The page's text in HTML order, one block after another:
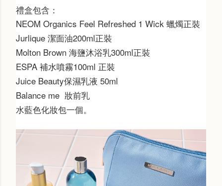
禮盒包含：
NEOM Organics Feel Refreshed 1 Wick 蠟燭正裝
Jurlique 潔面油200ml正裝
Molton Brown 海鹽沐浴乳300ml正裝
ESPA 補水噴霧100ml 正裝
Juice Beauty保濕乳液 50ml
Balance me 妝前乳
水藍色化妝包一個。